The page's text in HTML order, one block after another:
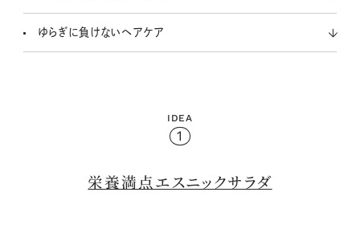
ゆらぎに負けないヘアケア
IDEA
1
栄養満点エスニックサラダ